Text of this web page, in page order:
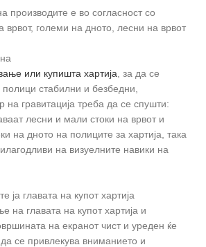
производите е во согласност со
врвот, големи на дното, лесни на врвот
или купишта хартија , за да се
стабилни и безбедни,
на гравитација треба да се спушти:
лесни и мали стоки на врвот и
на дното на полиците за хартија, така
на визуелните навики на
ја главата на купот хартија
на главата на купот хартија и
на екранот чист и уреден ќе
се привлекува вниманието и